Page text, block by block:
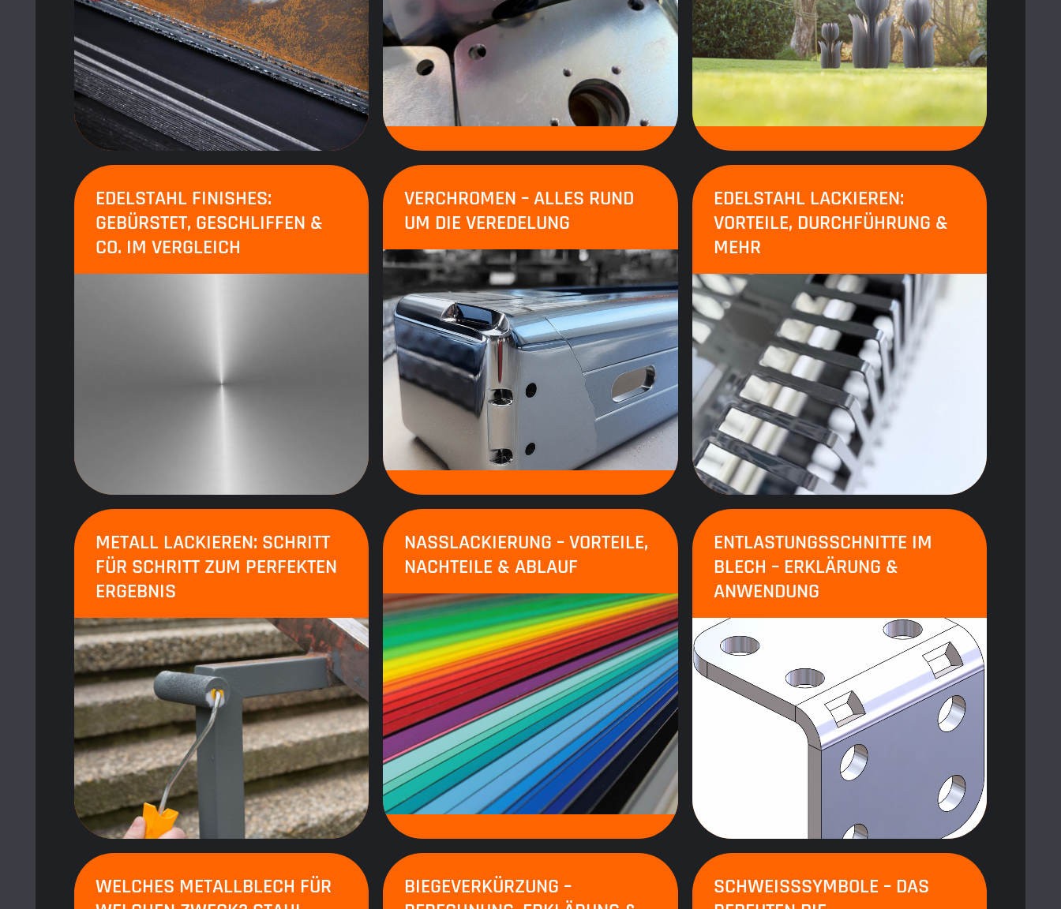
EDELSTAHL FINISHES:
GEBÜRSTET, GESCHLIFFEN &
CO. IM VERGLEICH
VERCHROMEN – ALLES RUND
UM DIE VEREDELUNG
EDELSTAHL LACKIEREN:
VORTEILE, DURCHFÜHRUNG &
MEHR
METALL LACKIEREN: SCHRITT
FÜR SCHRITT ZUM PERFEKTEN
ERGEBNIS
NASSLACKIERUNG – VORTEILE,
NACHTEILE & ABLAUF
ENTLASTUNGSSCHNITTE IM
BLECH – ERKLÄRUNG &
ANWENDUNG
WELCHES METALLBLECH FÜR
BIEGEVERKÜRZUNG –
SCHWEISSSYMBOLE – DAS B